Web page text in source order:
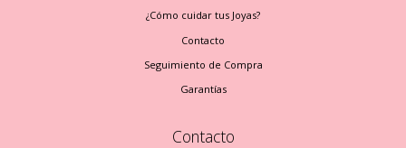
¿Cómo cuidar tus Joyas?
Contacto
Seguimiento de Compra
Garantías
Contacto